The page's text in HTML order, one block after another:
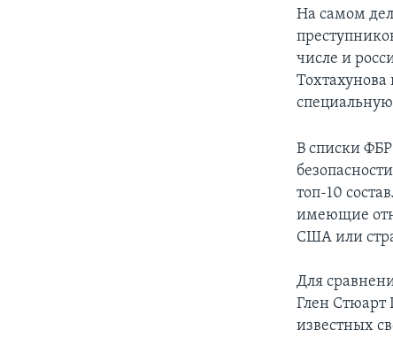
На самом
числе и
В списки
топ-10
имеющие
США или
Для
Глен Стюарт
известных